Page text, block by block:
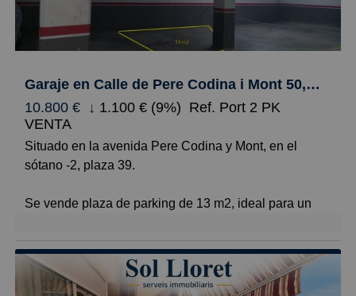
Garaje en Calle de Pere Codina i Mont 50, Fenals, Lloret de Mar
10.800 € ↓ 1.100 € (9%) Ref. Port 2 PK
VENTA
Situado en la avenida Pere Codina y Mont, en el
sótano -2, plaza 39.
Se vende plaza de parking de 13 m2, ideal para un
-Plaza de parking de 13 mts2.
-Para coche pequeño y varias motos.